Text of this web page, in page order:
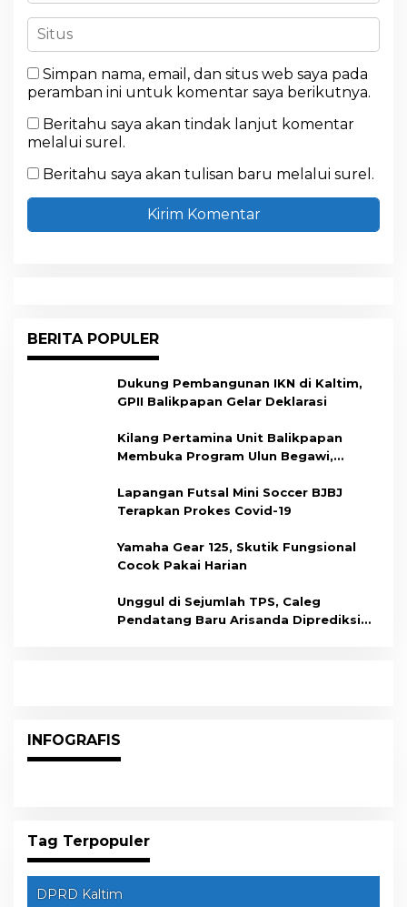
Simpan nama, email, dan situs web saya pada
peramban ini untuk komentar saya berikutnya.
Beritahu saya akan tindak lanjut komentar
melalui surel.
Beritahu saya akan tulisan baru melalui surel.
BERITA POPULER
Dukung Pembangunan IKN di Kaltim,
GPII Balikpapan Gelar Deklarasi
Kilang Pertamina Unit Balikpapan
Membuka Program Ulun Begawi,
Lapangan Futsal Mini Soccer BJBJ
Terapkan Prokes Covid-19
Yamaha Gear 125, Skutik Fungsional
Cocok Pakai Harian
Unggul di Sejumlah TPS, Caleg
Pendatang Baru Arisanda Diprediksi
INFOGRAFIS
Tag Terpopuler
DPRD Kaltim